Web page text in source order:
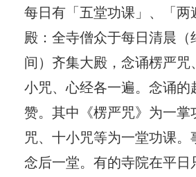
每日有「五堂功课」、「两
殿：全寺僧众于每日清晨（
间）齐集大殿，念诵楞严
小咒、心经各一遍。念诵的
赞。其中《楞严咒》为一掌
咒、十小咒等为一堂功课。
念后一堂。有的寺院在平日